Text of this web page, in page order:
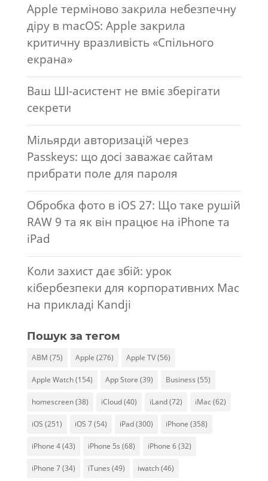
Apple терміново закрила небезпечну
діру в macOS: Apple закрила
критичну вразливість «Спільного
екрана»
Ваш ШІ-асистент не вміє зберігати
секрети
Мільярди авторизацій через
Passkeys: що досі заважає сайтам
прибрати поле для пароля
Обробка фото в iOS 27: Що таке рушій
RAW 9 та як він працює на iPhone та
iPad
Коли захист дає збій: урок
кібербезпеки для корпоративних Mac
на прикладі Kandji
Пошук за тегом
ABM (75) Apple (276) Apple TV(56)
Apple Watch(154) App Store (39) Business (55)
homescreen(38) iCloud(40) iLand(72) iMac (62)
iOS (251) iOS 7(54) iPad(300) iPhone (358)
iPhone 4(43) iPhone 5s (68) iPhone 6(32)
iPhone 7(34) iTunes (49) iwatch(46)